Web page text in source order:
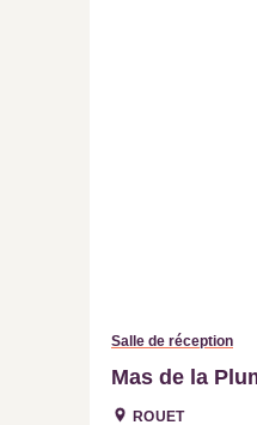
Salle de réception
Mas de la
ROUET